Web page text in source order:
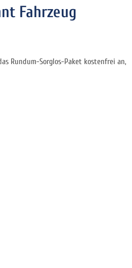
Fahrzeug
Rundum-Sorglos-Paket kostenfrei an,